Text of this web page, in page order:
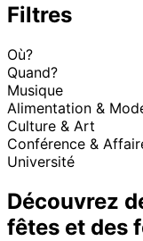
Filtres
Où?
Quand?
Musique
Alimentation &
Culture & Art
Conférence &
Université
Découvrez
fêtes et des